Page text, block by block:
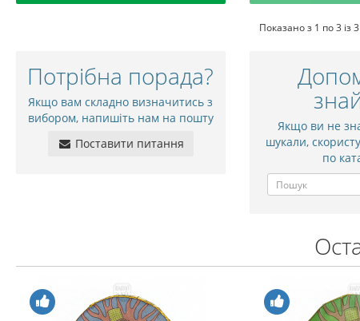
Показано з 1 по 3 із
Потрібна порада?
Якщо вам складно визначитись з
вибором, напишіть нам на пошту
Поставити питання
Якщо ви не
шукали,
по